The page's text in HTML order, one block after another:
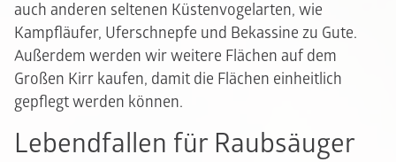
auch anderen seltenen Küstenvogelarten, wie
Kampfläufer, Uferschnepfe und Bekassine zu Gute.
Außerdem werden wir weitere Flächen auf dem
Großen Kirr kaufen, damit die Flächen einheitlich
gepflegt werden können.
Lebendfallen für Raubsäuger